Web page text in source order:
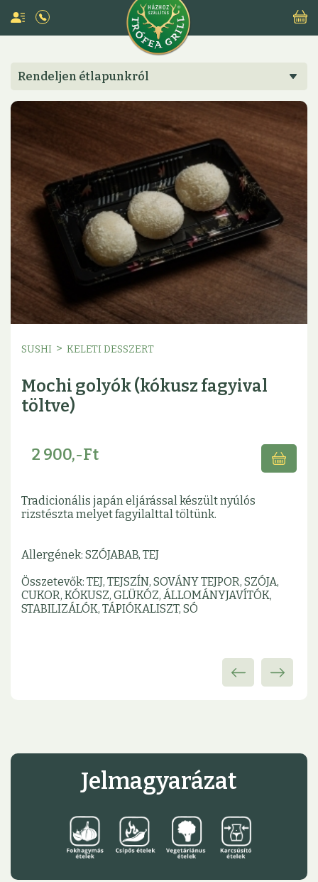
Rendeljen étlapunkról
SUSHI > KELETI DESSZERT
Mochi golyók (kókusz fagyival
töltve)
2 900,-Ft
Tradicionális japán eljárással készült nyúlós
rizstészta melyet fagyilalttal töltünk.
Allergének: SZÓJABAB, TEJ
Összetevők: TEJ, TEJSZÍN, SOVÁNY TEJPOR, SZÓJA,
CUKOR, KÓKUSZ, GLÜKÓZ, ÁLLOMÁNYJAVÍTÓK,
STABILIZÁLÓK, TÁPIÓKALISZT, SÓ
Jelmagyarázat